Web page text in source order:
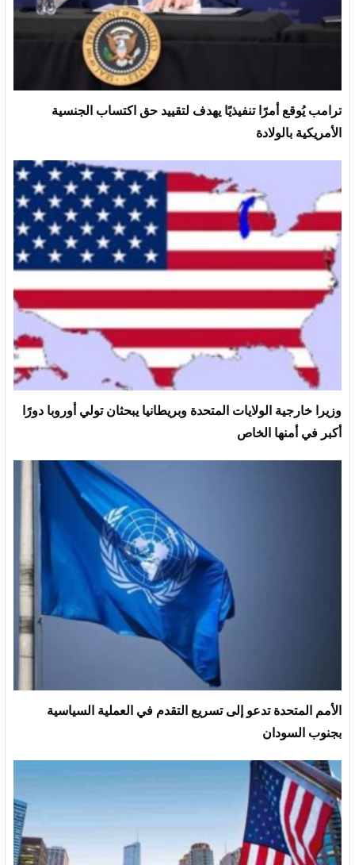
ترامب يُوقع أمرًا تنفيذيًا يهدف لتقييد حق اكتساب الجنسية
الأمريكية بالولادة
وزيرا خارجية الولايات المتحدة وبريطانيا يبحثان تولي أوروبا دورًا
أكبر في أمنها الخاص
الأمم المتحدة تدعو إلى تسريع التقدم في العملية السياسية
بجنوب السودان